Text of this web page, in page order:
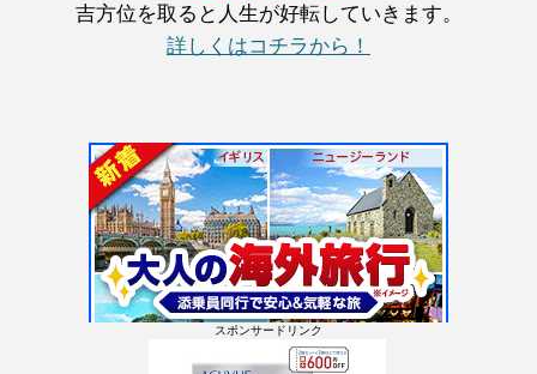
吉方位を取ると人生が好転していきます。
詳しくはコチラから！
スポンサードリンク